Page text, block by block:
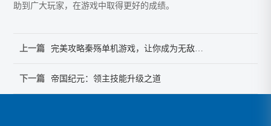
助到广大玩家，在游戏中取得更好的成绩。
上一篇
下一篇 帝国纪元：领主技能升级之道